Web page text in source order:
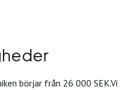
börjar från 26 000 SEK.Vi